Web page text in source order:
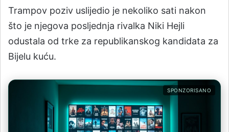
Trampov poziv uslijedio je nekoliko sati nakon
što je njegova posljednja rivalka Niki Hejli
odustala od trke za republikanskog kandidata za
Bijelu kuću.
SPONZORISANO